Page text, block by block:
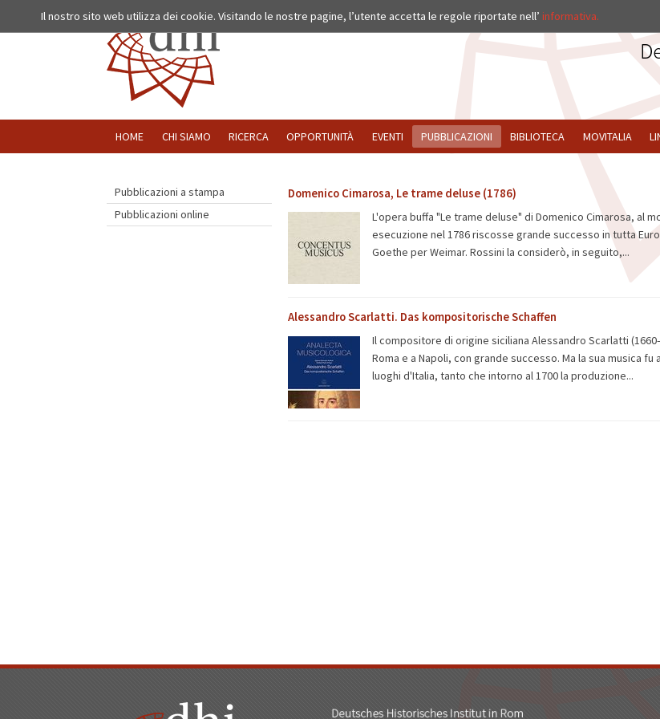
Il nostro sito web utilizza dei cookie. Visitando le nostre pagine, l’utente accetta le regole riportate nell’ informativa.
Pubblicazioni a stampa
Pubblicazioni online
Domenico Cimarosa, Le trame deluse (1786)
L'opera buffa "Le trame deluse" di Domenico Cimarosa, al
esecuzione nel 1786 riscosse grande successo in tutta
Goethe per Weimar. Rossini la considerò, in seguito,...
Alessandro Scarlatti. Das kompositorische Schaffen
Il compositore di origine siciliana Alessandro Scarlatti
Roma e a Napoli, con grande successo. Ma la sua musica
luoghi d'Italia, tanto che intorno al 1700 la produzione...
HOME CHI SIAMO RICERCA OPPORTUNITÀ EVENTI PUBBLICAZIONI BIBLIOTECA MOVITALIA